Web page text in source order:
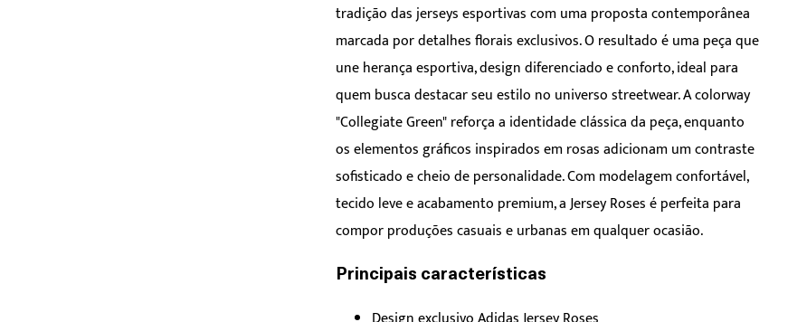
tradição das jerseys esportivas com uma proposta contemporânea
marcada por detalhes florais exclusivos. O resultado é uma peça que
une herança esportiva, design diferenciado e conforto, ideal para
quem busca destacar seu estilo no universo streetwear. A colorway
"Collegiate Green" reforça a identidade clássica da peça, enquanto
os elementos gráficos inspirados em rosas adicionam um contraste
sofisticado e cheio de personalidade. Com modelagem confortável,
tecido leve e acabamento premium, a Jersey Roses é perfeita para
compor produções casuais e urbanas em qualquer ocasião.
Principais características